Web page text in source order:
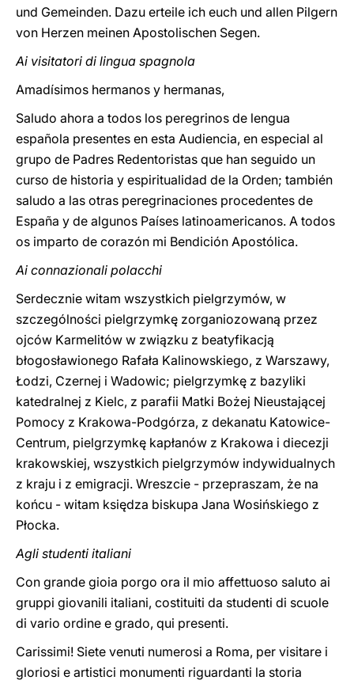
und Gemeinden. Dazu erteile ich euch und allen Pilgern
von Herzen meinen Apostolischen Segen.
Ai visitatori di lingua spagnola
Amadísimos hermanos y hermanas,
Saludo ahora a todos los peregrinos de lengua
española presentes en esta Audiencia, en especial al
grupo de Padres Redentoristas que han seguido un
curso de historia y espiritualidad de la Orden; también
saludo a las otras peregrinaciones procedentes de
España y de algunos Países latinoamericanos. A todos
os imparto de corazón mi Bendición Apostólica.
Ai connazionali polacchi
Serdecznie witam wszystkich pielgrzymów, w
szczególności pielgrzymkę zorganiozowaną przez
ojców Karmelitów w związku z beatyfikacją
błogosławionego Rafała Kalinowskiego, z Warszawy,
Łodzi, Czernej i Wadowic; pielgrzymkę z bazyliki
katedralnej z Kielc, z parafii Matki Bożej Nieustającej
Pomocy z Krakowa-Podgórza, z dekanatu Katowice-
Centrum, pielgrzymkę kapłanów z Krakowa i diecezji
krakowskiej, wszystkich pielgrzymów indywidualnych
z kraju i z emigracji. Wreszcie - przepraszam, że na
końcu - witam księdza biskupa Jana Wosińskiego z
Płocka.
Agli studenti italiani
Con grande gioia porgo ora il mio affettuoso saluto ai
gruppi giovanili italiani, costituiti da studenti di scuole
di vario ordine e grado, qui presenti.
Carissimi! Siete venuti numerosi a Roma, per visitare i
gloriosi e artistici monumenti riguardanti la storia